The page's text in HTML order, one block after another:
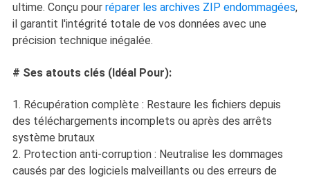
ultime. Conçu pour réparer les archives ZIP endommagées,
il garantit l'intégrité totale de vos données avec une
précision technique inégalée.
# Ses atouts clés (Idéal Pour):
1. Récupération complète : Restaure les fichiers depuis
des téléchargements incomplets ou après des arrêts
système brutaux
2. Protection anti-corruption : Neutralise les dommages
causés par des logiciels malveillants ou des erreurs de